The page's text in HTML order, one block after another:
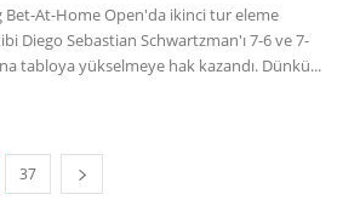
At-Home Open'da ikinci tur eleme
Diego Sebastian Schwartzman'ı 7-6 ve 7-
tabloya yükselmeye hak kazandı. Dünkü...
37